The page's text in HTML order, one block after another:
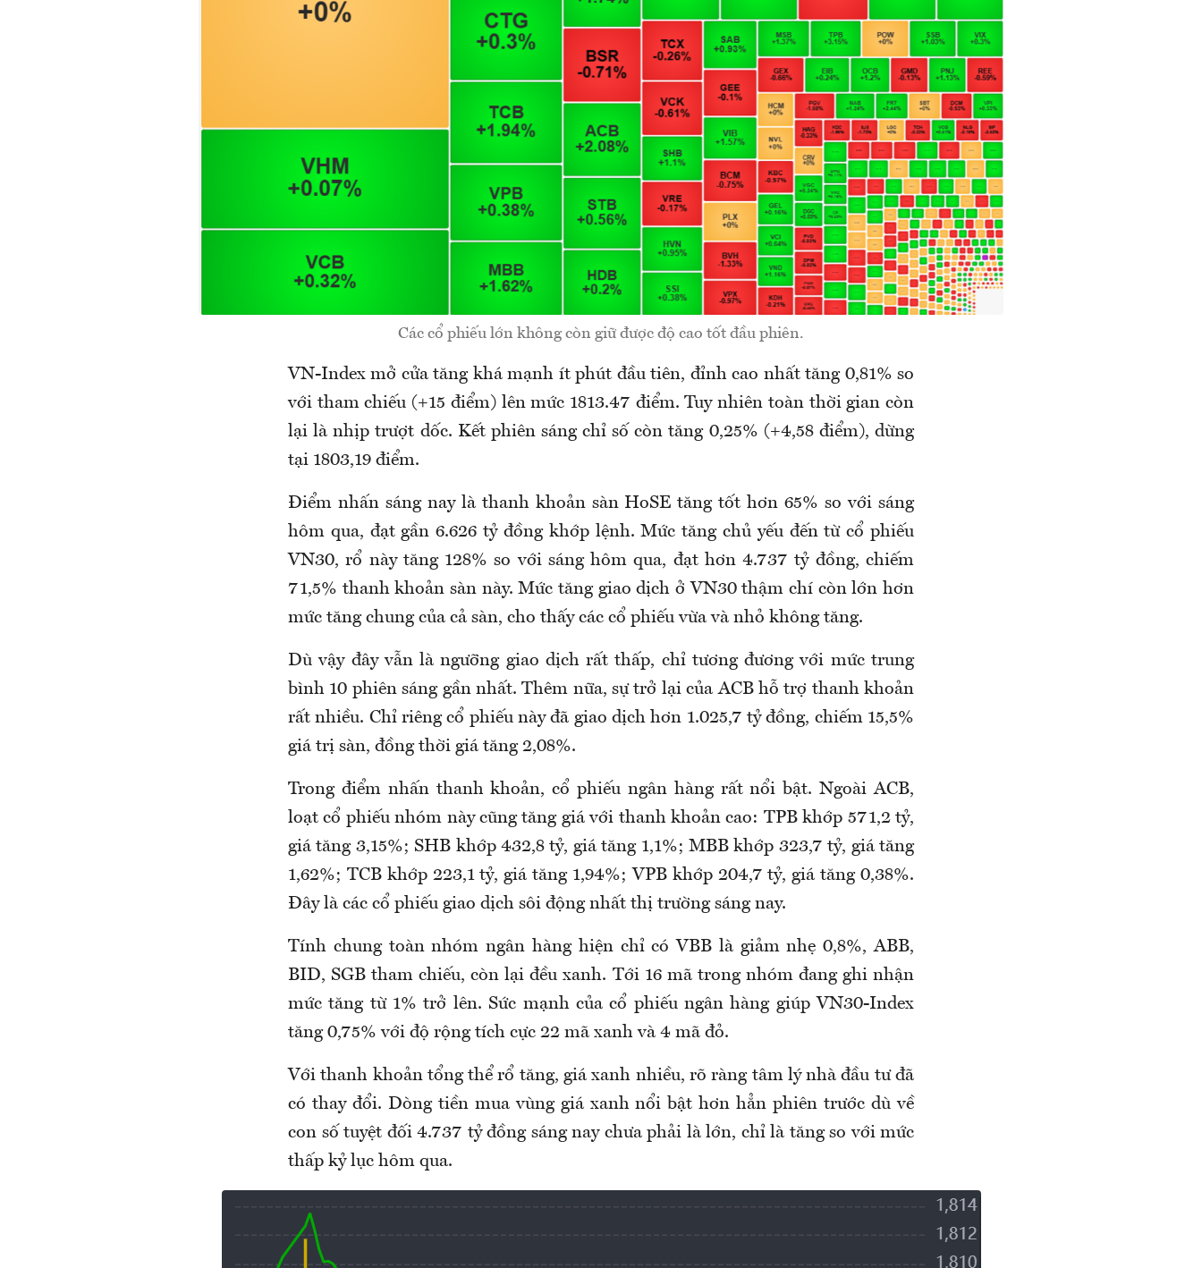
Các cổ phiếu lớn không còn giữ được độ cao tốt đầu phiên.
VN-Index mở cửa tăng khá mạnh ít phút đầu tiên, đỉnh cao nhất tăng 0,81% so
với tham chiếu (+15 điểm) lên mức 1813.47 điểm. Tuy nhiên toàn thời gian còn
lại là nhịp trượt dốc. Kết phiên sáng chỉ số còn tăng 0,25% (+4,58 điểm), dừng
tại 1803,19 điểm.
Điểm nhấn sáng nay là thanh khoản sàn HoSE tăng tốt hơn 65% so với sáng
hôm qua, đạt gần 6.626 tỷ đồng khớp lệnh. Mức tăng chủ yếu đến từ cổ phiếu
VN30, rổ này tăng 128% so với sáng hôm qua, đạt hơn 4.737 tỷ đồng, chiếm
71,5% thanh khoản sàn này. Mức tăng giao dịch ở VN30 thậm chí còn lớn hơn
mức tăng chung của cả sàn, cho thấy các cổ phiếu vừa và nhỏ không tăng.
Dù vậy đây vẫn là ngưỡng giao dịch rất thấp, chỉ tương đương với mức trung
bình 10 phiên sáng gần nhất. Thêm nữa, sự trở lại của ACB hỗ trợ thanh khoản
rất nhiều. Chỉ riêng cổ phiếu này đã giao dịch hơn 1.025,7 tỷ đồng, chiếm 15,5%
giá trị sàn, đồng thời giá tăng 2,08%.
Trong điểm nhấn thanh khoản, cổ phiếu ngân hàng rất nổi bật. Ngoài ACB,
loạt cổ phiếu nhóm này cũng tăng giá với thanh khoản cao: TPB khớp 571,2 tỷ,
giá tăng 3,15%; SHB khớp 432,8 tỷ, giá tăng 1,1%; MBB khớp 323,7 tỷ, giá tăng
1,62%; TCB khớp 223,1 tỷ, giá tăng 1,94%; VPB khớp 204,7 tỷ, giá tăng 0,38%.
Đây là các cổ phiếu giao dịch sôi động nhất thị trường sáng nay.
Tính chung toàn nhóm ngân hàng hiện chỉ có VBB là giảm nhẹ 0,8%, ABB,
BID, SGB tham chiếu, còn lại đều xanh. Tới 16 mã trong nhóm đang ghi nhận
mức tăng từ 1% trở lên. Sức mạnh của cổ phiếu ngân hàng giúp VN30-Index
tăng 0,75% với độ rộng tích cực 22 mã xanh và 4 mã đỏ.
Với thanh khoản tổng thể rổ tăng, giá xanh nhiều, rõ ràng tâm lý nhà đầu tư đã
có thay đổi. Dòng tiền mua vùng giá xanh nổi bật hơn hẳn phiên trước dù về
con số tuyệt đối 4.737 tỷ đồng sáng nay chưa phải là lớn, chỉ là tăng so với mức
thấp kỷ lục hôm qua.